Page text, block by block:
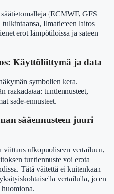
(ECMWF, GFS,
Ilmatieteen laitos
erot lämpötiloissa ja sateen
Käyttöliittymä ja data
symbolien kera.
raakadataa: tuntiennusteet,
sade-ennusteet.
sääennusteen juuri
viittaus ulkopuoliseen vertailuun,
tuntiennuste voi erota
Tätä väitettä ei kuitenkaan
vertailulla, joten
huomiona.